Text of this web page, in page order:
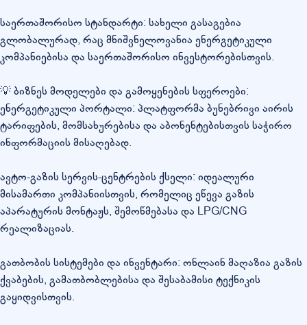
საერთაშორისო სტანდარტი: სახელი გასაგებია
გლობალურად, რაც მნიშვნელოვანია ენერგეტიკული
კომპანიებისა და საერთაშორისო ინვესტორებისთვის.
💡 ბიზნეს მოდელები და გამოყენების სფეროები:
ენერგეტიკული პორტალი: პლატფორმა ბუნებრივი აირის
ტარიფების, მომსახურებისა და აბონენტებისთვის საჭირო
ინფორმაციის მისაღებად.
ავტო-გაზის სერვის-ცენტრების ქსელი: იდეალური
მისამართი კომპანიისთვის, რომელიც ეწევა გაზის
აპარატურის მონტაჟს, შემოწმებასა და LPG/CNG
რეალიზაციას.
გათბობის სისტემები და ინვენტარი: ონლაინ მაღაზია გაზის
ქვაბების, გამათბობლებისა და შესაბამისი ტექნიკის
გაყიდვისთვის.